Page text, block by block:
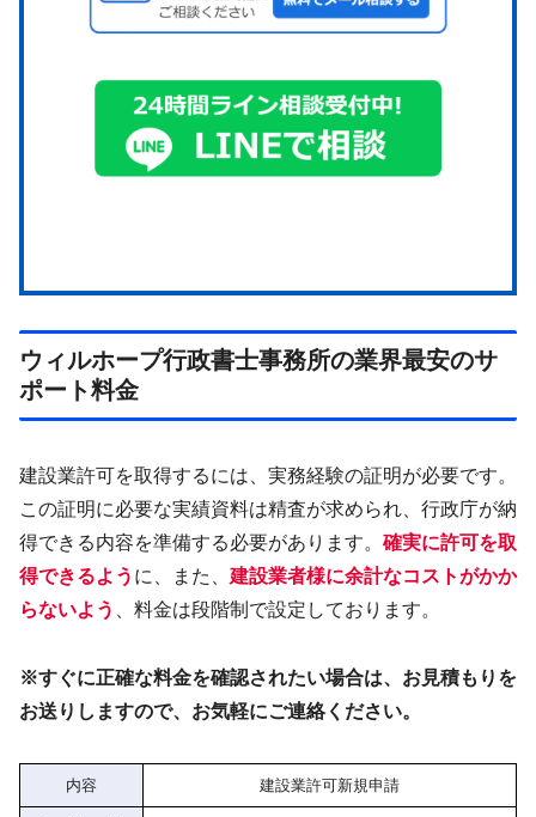
ウィルホープ行政書士事務所の業界最安のサ
ポート料金
建設業許可を取得するには、実務経験の証明が必要です。
この証明に必要な実績資料は精査が求められ、行政庁が納
得できる内容を準備する必要があります。 確実に許可を取
得できるよう に、また、 建設業者様に余計なコストがかか
らないよう
、料金は段階制で設定しております。
※すぐに正確な料金を確認されたい場合は、お見積もりを
お送りしますので、お気軽にご連絡ください。
内容 建設業許可新規申請